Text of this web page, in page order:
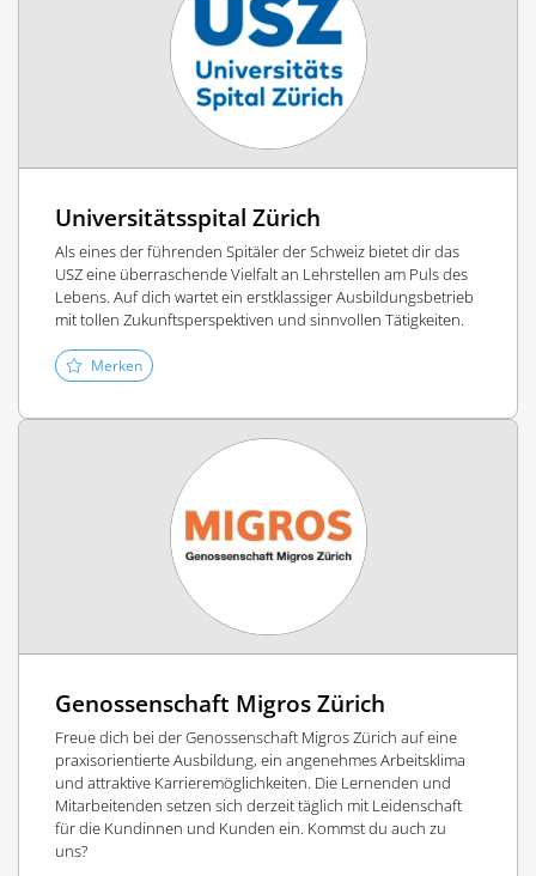
Universitätsspital Zürich
Als eines der führenden Spitäler der Schweiz bietet dir das
USZ eine überraschende Vielfalt an Lehrstellen am Puls des
Lebens. Auf dich wartet ein erstklassiger Ausbildungsbetrieb
mit tollen Zukunftsperspektiven und sinnvollen Tätigkeiten.
Merken
Genossenschaft Migros Zürich
Freue dich bei der Genossenschaft Migros Zürich auf eine
praxisorientierte Ausbildung, ein angenehmes Arbeitsklima
und attraktive Karrieremöglichkeiten. Die Lernenden und
Mitarbeitenden setzen sich derzeit täglich mit Leidenschaft
für die Kundinnen und Kunden ein. Kommst du auch zu
uns?